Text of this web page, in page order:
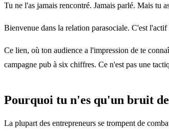
Tu ne l'as jamais rencontré. Jamais parlé. Mais tu
Bienvenue dans la relation parasociale. C'est
Ce lien, où ton audience a l'impression de te
campagne pub à six chiffres. Ce n'est pas une
Pourquoi tu n'es qu'un bruit
La plupart des entrepreneurs se trompent de